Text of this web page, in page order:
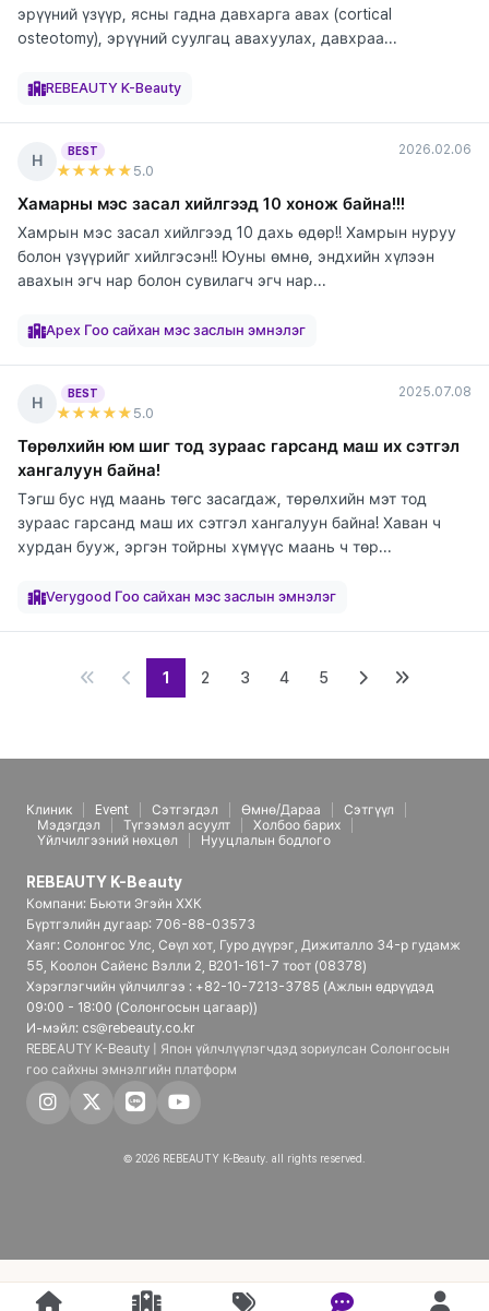
эрүүний үзүүр, ясны гадна давхарга авах (cortical
osteotomy), эрүүний суулгац авахуулах, давхраа...
REBEAUTY K-Beauty
Н
BEST
★★★★★ 5.0
2026.02.06
Хамарны мэс засал хийлгээд 10 хонож байна!!!
Хамрын мэс засал хийлгээд 10 дахь өдөр!! Хамрын нуруу
болон үзүүрийг хийлгэсэн!! Юуны өмнө, эндхийн хүлээн
авахын эгч нар болон сувилагч эгч нар...
Apex Гоо сайхан мэс заслын эмнэлэг
Н
BEST
★★★★★ 5.0
2025.07.08
Төрөлхийн юм шиг тод зураас гарсанд маш их сэтгэл
хангалуун байна!
Тэгш бус нүд маань төгс засагдаж, төрөлхийн мэт тод
зураас гарсанд маш их сэтгэл хангалуун байна! Хаван ч
хурдан бууж, эргэн тойрны хүмүүс маань ч төр...
Verygood Гоо сайхан мэс заслын эмнэлэг
1 2 3 4 5
Клиник Event Сэтгэгдэл Өмнө/Дараа
Сэтгүүл
Мэдэгдэл
Түгээмэл асуулт
Холбоо барих
Үйлчилгээний нөхцөл
Нууцлалын бодлого
REBEAUTY K-Beauty
Компани: Бьюти Эгэйн ХХК
Бүртгэлийн дугаар: 706-88-03573
Хаяг: Солонгос Улс, Сөүл хот, Гуро дүүрэг, Дижиталло 34-р гудамж
55, Коолон Сайенс Вэлли 2, B201-161-7 тоот (08378)
Хэрэглэгчийн үйлчилгээ : +82-10-7213-3785 (Ажлын өдрүүдэд
09:00 - 18:00 (Солонгосын цагаар))
И-мэйл: cs@rebeauty.co.kr
REBEAUTY K-Beauty | Япон үйлчлүүлэгчдэд зориулсан Солонгосын
гоо сайхны эмнэлгийн платформ
© 2026 REBEAUTY K-Beauty. all rights reserved.